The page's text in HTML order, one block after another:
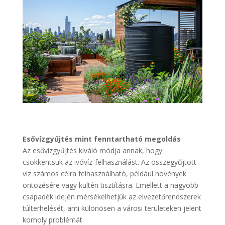
Esővízgyűjtés mint fenntartható megoldás
Az esővízgyűjtés kiváló módja annak, hogy
csökkentsük az ivóvíz-felhasználást. Az összegyűjtött
víz számos célra felhasználható, például növények
öntözésére vagy kültéri tisztításra. Emellett a nagyobb
csapadék idején mérsékelhetjük az elvezetőrendszerek
túlterhelését, ami különösen a városi területeken jelent
komoly problémát.